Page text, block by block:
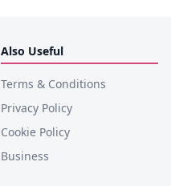
Also Useful
Terms & Conditions
Privacy Policy
Cookie Policy
Business